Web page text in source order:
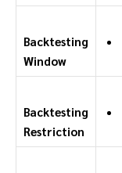
Backtesting
Window
Backtesting
Restriction